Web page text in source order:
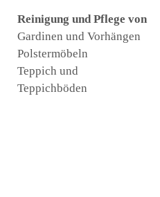
Reinigung und Pflege von
Gardinen und Vorhängen
Polstermöbeln
Teppich und
Teppichböden